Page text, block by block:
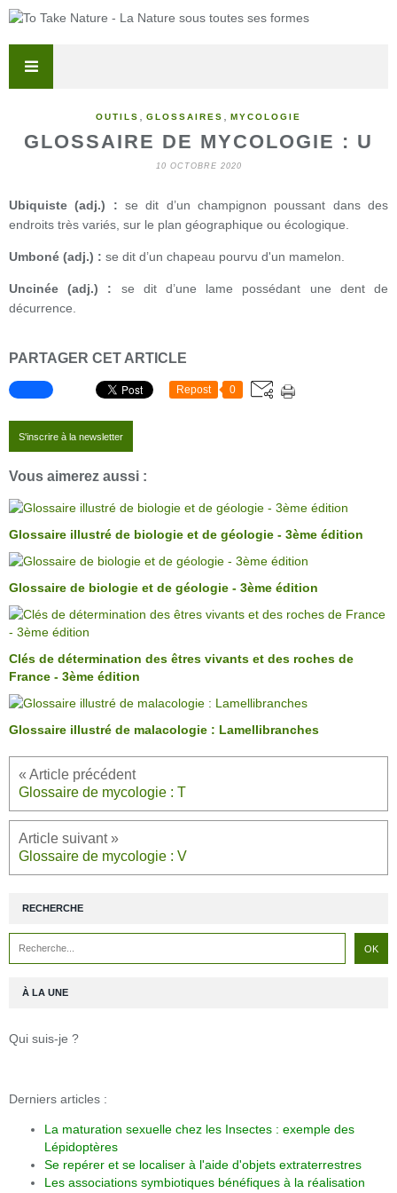
OUTILS GLOSSAIRES MYCOLOGIE
GLOSSAIRE DE MYCOLOGIE : U
10 OCTOBRE 2020
Ubiquiste (adj.) : se dit d’un champignon poussant dans des
endroits très variés, sur le plan géographique ou écologique.
Umboné (adj.) : se dit d’un chapeau pourvu d'un mamelon.
Uncinée (adj.) : se dit d’une lame possédant une dent de
décurrence.
PARTAGER CET ARTICLE
Repost 0
S'inscrire à la newsletter
Vous aimerez aussi :
Glossaire illustré de biologie et de géologie - 3ème édition
Glossaire de biologie et de géologie - 3ème édition
Clés de détermination des êtres vivants et des roches de
France - 3ème édition
Glossaire illustré de malacologie : Lamellibranches
Glossaire de mycologie : T
Glossaire de mycologie : V
RECHERCHE
À LA UNE
Qui suis-je ?
Derniers articles :
La maturation sexuelle chez les Insectes : exemple des
Lépidoptères
Se repérer et se localiser à l'aide d'objets extraterrestres
Les associations symbiotiques bénéfiques à la réalisation